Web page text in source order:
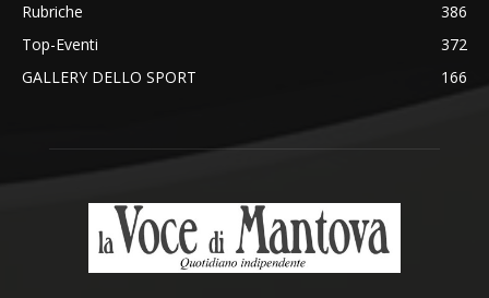
Rubriche
386
Top-Eventi
372
GALLERY DELLO SPORT
166